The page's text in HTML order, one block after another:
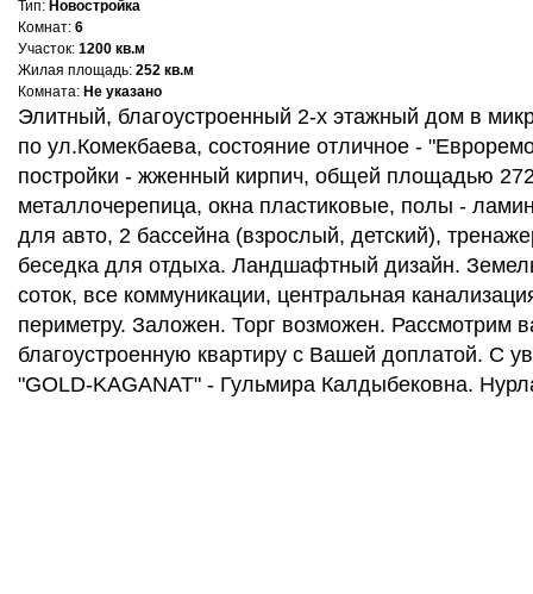
Тип: Новостройка
Комнат: 6
Участок: 1200 кв.м
Жилая площадь: 252 кв.м
Комната: Не указано
Элитный, благоустроенный 2-х этажный дом в
по ул.Комекбаева, состояние отличное -
постройки - жженный кирпич, общей площадью
металлочерепица, окна пластиковые, полы -
для авто, 2 бассейна (взрослый, детский),
беседка для отдыха. Ландшафтный дизайн.
соток, все коммуникации, центральная
периметру. Заложен. Торг возможен. Рассмотрим
благоустроенную квартиру с Вашей доплатой. С
"GOLD-KAGANAT" - Гульмира Калдыбековна.